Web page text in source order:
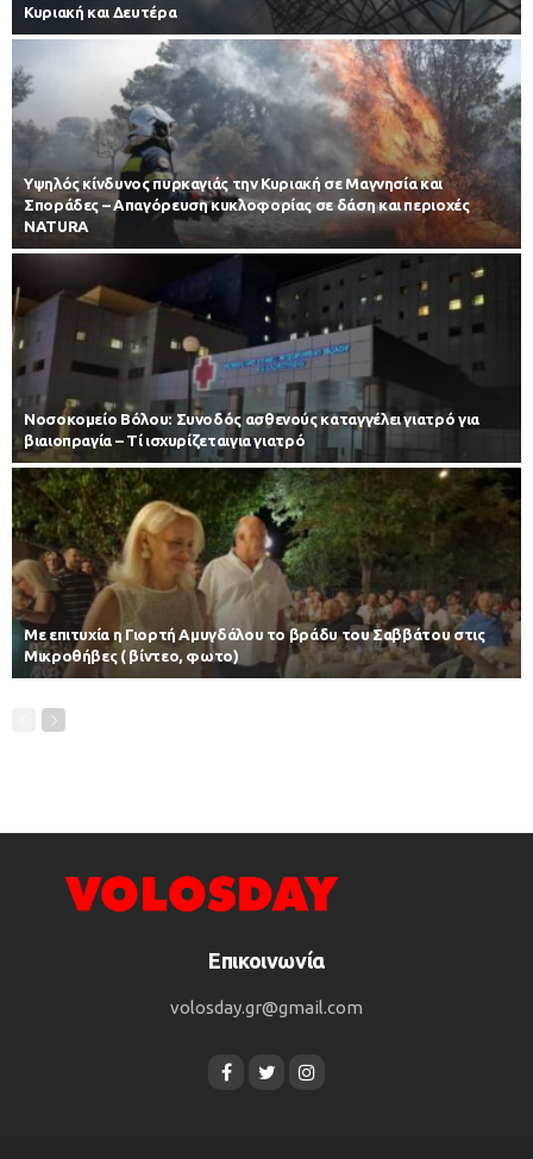
Κυριακή και Δευτέρα
Υψηλός κίνδυνος πυρκαγιάς την Κυριακή σε Μαγνησία και
Σποράδες – Απαγόρευση κυκλοφορίας σε δάση και περιοχές
NATURA
Νοσοκομείο Βόλου: Συνοδός ασθενούς καταγγέλει γιατρό για
βιαιοπραγία – Τί ισχυρίζεταιγια γιατρό
Με επιτυχία η Γιορτή Αμυγδάλου το βράδυ του Σαββάτου στις
Μικροθήβες ( βίντεο, φωτο)
Επικοινωνία
volosday.gr@gmail.com